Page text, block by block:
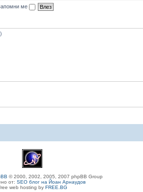
ме
© 2000, 2002, 2005, 2007 phpBB Group
от: SEO блог на Йоан Арнаудов
web hosting by FREE.BG